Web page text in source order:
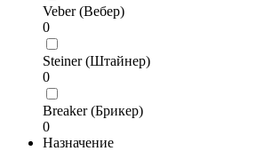
Veber (Вебер)
0
Steiner (Штайнер)
0
Breaker (Брикер)
0
Назначение